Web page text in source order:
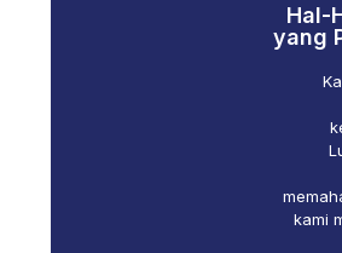
Hal-
yang
kami